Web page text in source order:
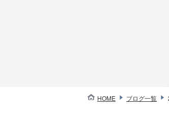
HOME ブログ一覧